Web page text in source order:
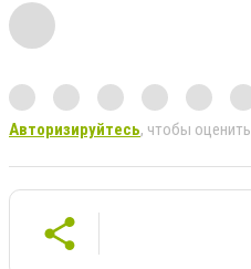
Авторизируйтесь, чтобы оценить